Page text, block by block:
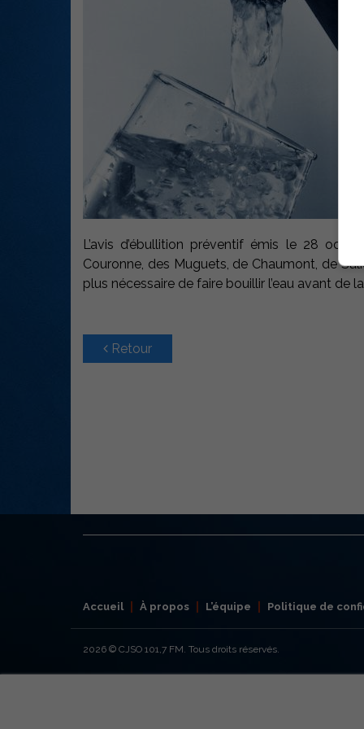
L’avis d’ébullition préventif émis le 28
Couronne, des Muguets, de Chaumont, de
plus nécessaire de faire bouillir l’eau avant de
Retour
Accueil À propos L’équipe Politique de
2026 © CJSO 101,7 FM. Tous droits réservés.